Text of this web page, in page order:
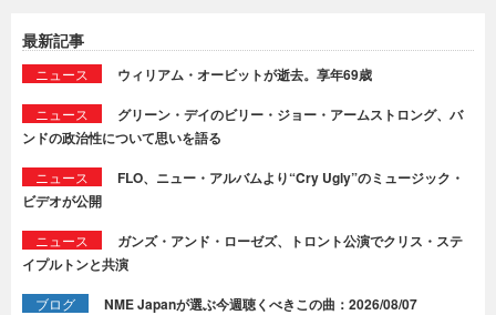
最新記事
ニュース ウィリアム・オービットが逝去。享年69歳
ニュース
グリーン・デイのビリー・ジョー・アームストロング、バ
ンドの政治性について思いを語る
ニュース
FLO、ニュー・アルバムより“Cry Ugly”のミュージック・
ビデオが公開
ニュース
ガンズ・アンド・ローゼズ、トロント公演でクリス・ステ
イプルトンと共演
ブログ NME Japanが選ぶ今週聴くべきこの曲：2026/08/07